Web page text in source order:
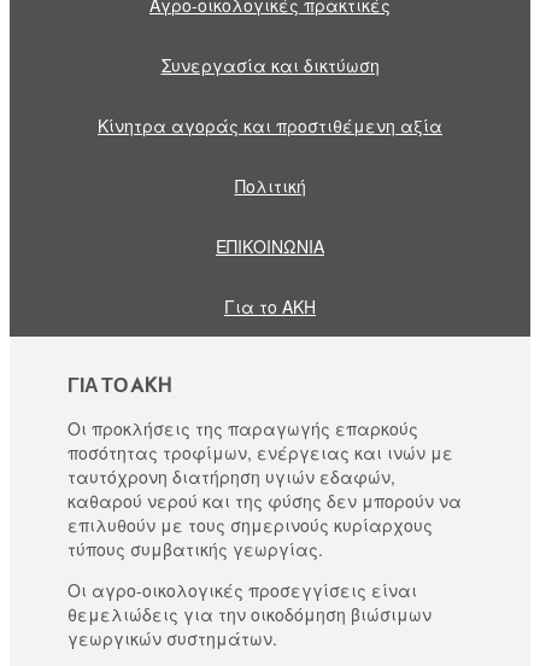
Αγρο-οικολογικές πρακτικές
Συνεργασία και δικτύωση
Κίνητρα αγοράς και προστιθέμενη αξία
Πολιτική
ΕΠΙΚΟΙΝΩΝΙΑ
Για το AKH
ΓΙΑ ΤΟ AKH
Οι προκλήσεις της παραγωγής επαρκούς
ποσότητας τροφίμων, ενέργειας και ινών με
ταυτόχρονη διατήρηση υγιών εδαφών,
καθαρού νερού και της φύσης δεν μπορούν να
επιλυθούν με τους σημερινούς κυρίαρχους
τύπους συμβατικής γεωργίας.
Οι αγρο-οικολογικές προσεγγίσεις είναι
θεμελιώδεις για την οικοδόμηση βιώσιμων
γεωργικών συστημάτων.